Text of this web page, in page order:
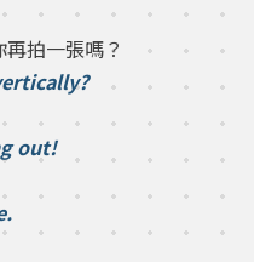
拍一張嗎？
out!